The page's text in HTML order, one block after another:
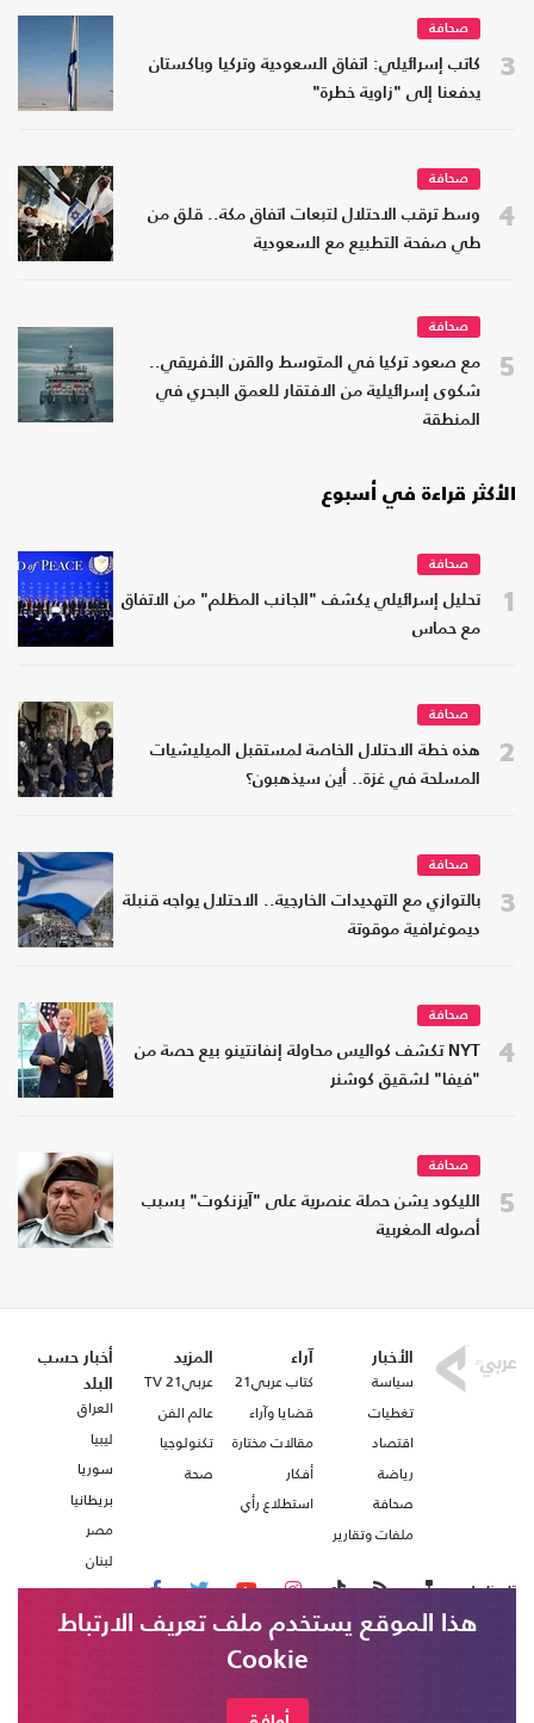
3
صحافة
كاتب إسرائيلي: اتفاق السعودية وتركيا وباكستان
يدفعنا إلى "زاوية خطرة"
4
صحافة
وسط ترقب الاحتلال لتبعات اتفاق مكة.. قلق من
طي صفحة التطبيع مع السعودية
5
صحافة
مع صعود تركيا في المتوسط والقرن الأفريقي..
شكوى إسرائيلية من الافتقار للعمق البحري في
المنطقة
الأكثر قراءة في أسبوع
1
صحافة
تحليل إسرائيلي يكشف "الجانب المظلم" من الاتفاق
مع حماس
2
صحافة
هذه خطة الاحتلال الخاصة لمستقبل الميليشيات
المسلحة في غزة.. أين سيذهبون؟
3
صحافة
بالتوازي مع التهديدات الخارجية.. الاحتلال يواجه قنبلة
ديموغرافية موقوتة
4
صحافة
NYT تكشف كواليس محاولة إنفانتينو بيع حصة من
"فيفا" لشقيق كوشنر
5
صحافة
الليكود يشن حملة عنصرية على "آيزنكوت" بسبب
أصوله المغربية
الأخبار
سياسة
تغطيات
اقتصاد
رياضة
صحافة
ملفات وتقارير
آراء
كتاب عربي21
قضايا وآراء
مقالات مختارة
أفكار
استطلاع رأي
المزيد
عربي21 TV
عالم الفن
تكنولوجيا
صحة
أخبار حسب
البلد
العراق
ليبيا
سوريا
بريطانيا
مصر
لبنان
تابعنا على
هذا الموقع يستخدم ملف تعريف الارتباط
Cookie